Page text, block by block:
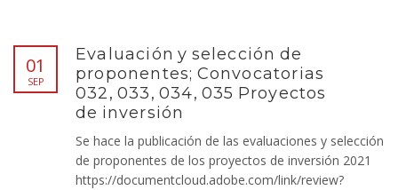
01
SEP
Evaluación y selección de
proponentes; Convocatorias
032, 033, 034, 035 Proyectos
de inversión
Se hace la publicación de las evaluaciones y selección
de proponentes de los proyectos de inversión 2021
https://documentcloud.adobe.com/link/review?